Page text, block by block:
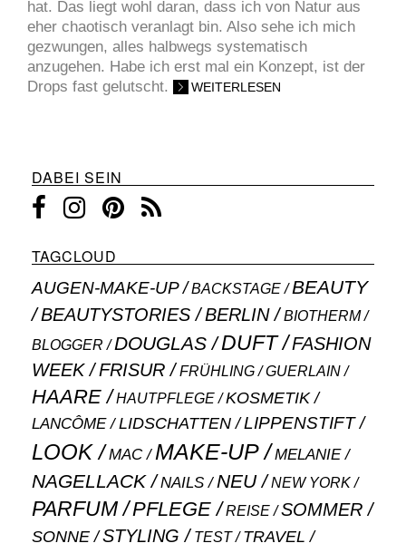
hat. Das liegt wohl daran, dass ich von Natur aus
eher chaotisch veranlagt bin. Also sehe ich mich
gezwungen, alles halbwegs systematisch
anzugehen. Habe ich erst mal ein Konzept, ist der
Drops fast gelutscht.
WEITERLESEN
DABEI SEIN
TAGCLOUD
AUGEN-MAKE-UP BACKSTAGE BEAUTY
BEAUTYSTORIES BERLIN
BIOTHERM
BLOGGER
DOUGLAS DUFT
FASHION
WEEK
FRISUR FRÜHLING GUERLAIN
HAARE HAUTPFLEGE
KOSMETIK
LANCÔME
LIDSCHATTEN LIPPENSTIFT
LOOK MAC MAKE-UP MELANIE
NAGELLACK NAILS NEU NEW YORK
PARFUM PFLEGE REISE SOMMER
SONNE STYLING TEST TRAVEL